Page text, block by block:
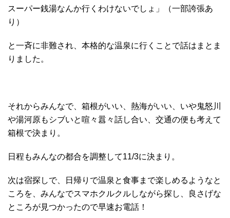
スーパー銭湯なんか行くわけないでしょ」（一部誇張あ
り）
と一斉に非難され、本格的な温泉に行くことで話はまとま
りました。
それからみんなで、箱根がいい、熱海がいい、いや鬼怒川
や湯河原もシブいと喧々囂々話し合い、交通の便も考えて
箱根で決まり。
日程もみんなの都合を調整して11/3に決まり。
次は宿探しで、日帰りで温泉と食事まで楽しめるようなと
ころを、みんなでスマホクルクルしながら探し、良さげな
ところが見つかったので早速お電話！